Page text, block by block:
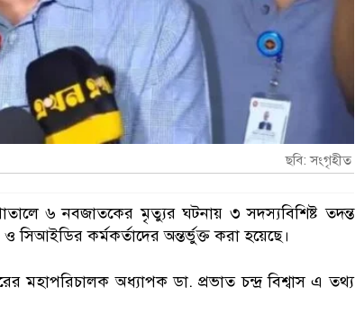
ছবি: সংগৃহীত
৬ নবজাতকের মৃত্যুর ঘটনায় ৩ সদস্যবিশিষ্ট তদন্ত
ও সিআইডির কর্মকর্তাদের অন্তর্ভুক্ত করা হয়েছে।
মহাপরিচালক অধ্যাপক ডা. প্রভাত চন্দ্র বিশ্বাস এ তথ্য